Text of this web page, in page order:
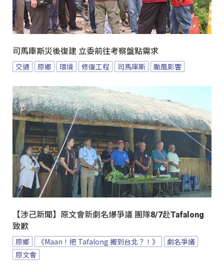
司馬庫斯災後復建 立委前往考察盤點需求
交通 原鄉 環境 修復工程 司馬庫斯 颱風影響
【涉己新聞】原文會新劇名爆爭議 團隊8/7赴Tafalong
致歉
原鄉 《Maan！把 Tafalong 搬到台北？！》
劇名爭議
原文會